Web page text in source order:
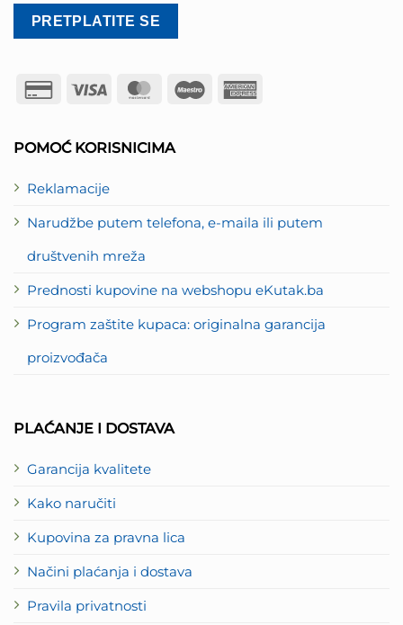
POMOĆ KORISNICIMA
Reklamacije
Narudžbe putem telefona, e-maila ili putem
društvenih mreža
Prednosti kupovine na webshopu eKutak.ba
Program zaštite kupaca: originalna garancija
proizvođača
PLAĆANJE I DOSTAVA
Garancija kvalitete
Kako naručiti
Kupovina za pravna lica
Načini plaćanja i dostava
Pravila privatnosti
Credit
Visa MasterCard
Maestro